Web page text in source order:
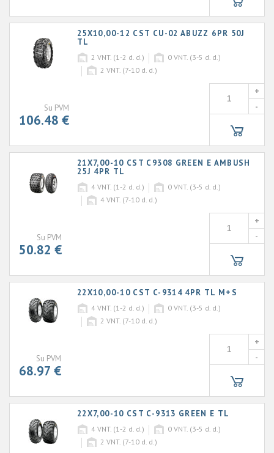
25X10,00-12 CST CU-02 ABUZZ 6PR 50J
TL
2 VNT. (1-2 d. d.) 0 VNT. (3-5 d. d.)
2 VNT. (7-10 d. d.)
Su PVM
106.48 €
+
-
21X7,00-10 CST C9308 GREEN E AMBUSH
25J 4PR TL
4 VNT. (1-2 d. d.) 0 VNT. (3-5 d. d.)
4 VNT. (7-10 d. d.)
Su PVM
50.82 €
+
-
22X10,00-10 CST C-9314 4PR TL M+S
4 VNT. (1-2 d. d.) 0 VNT. (3-5 d. d.)
2 VNT. (7-10 d. d.)
Su PVM
68.97 €
+
-
22X7,00-10 CST C-9313 GREEN E TL
4 VNT. (1-2 d. d.) 0 VNT. (3-5 d. d.)
2 VNT. (7-10 d. d.)